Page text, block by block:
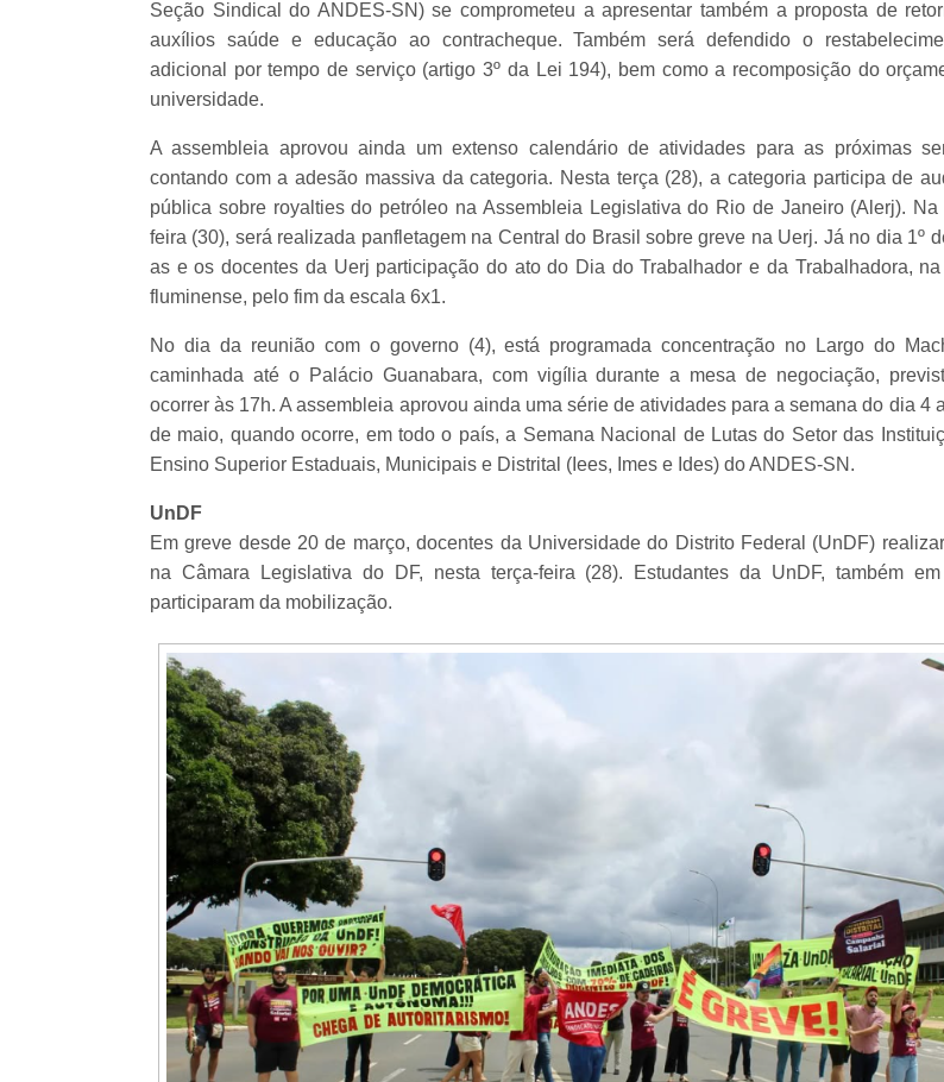
Seção Sindical do ANDES-SN) se comprometeu a apresentar também a proposta de
auxílios saúde e educação ao contracheque. Também será defendido o
adicional por tempo de serviço (artigo 3º da Lei 194), bem como a recomposição do
universidade.
A assembleia aprovou ainda um extenso calendário de atividades para as próximas
contando com a adesão massiva da categoria. Nesta terça (28), a categoria participa de
pública sobre royalties do petróleo na Assembleia Legislativa do Rio de Janeiro (Alerj). Na
feira (30), será realizada panfletagem na Central do Brasil sobre greve na Uerj. Já no dia 1º
as e os docentes da Uerj participação do ato do Dia do Trabalhador e da Trabalhadora, na
fluminense, pelo fim da escala 6x1.
No dia da reunião com o governo (4), está programada concentração no Largo do
caminhada até o Palácio Guanabara, com vigília durante a mesa de negociação,
ocorrer às 17h. A assembleia aprovou ainda uma série de atividades para a semana do dia 4
de maio, quando ocorre, em todo o país, a Semana Nacional de Lutas do Setor das
Ensino Superior Estaduais, Municipais e Distrital (Iees, Imes e Ides) do ANDES-SN.
UnDF
Em greve desde 20 de março, docentes da Universidade do Distrito Federal (UnDF)
na Câmara Legislativa do DF, nesta terça-feira (28). Estudantes da UnDF, também em
participaram da mobilização.